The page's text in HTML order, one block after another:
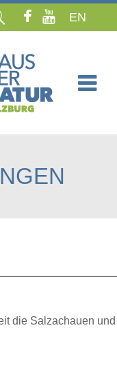
EN
die Salzachauen und